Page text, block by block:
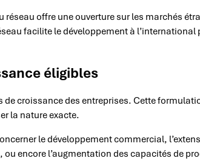
offre une ouverture sur les marchés
facilite le développement à
éligibles
croissance des entreprises. Cette
la nature exacte.
le développement commercial,
encore l’augmentation des capacités de